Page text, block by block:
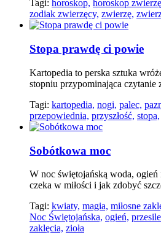
Tagi: horoskop, horoskop
zodiak zwierzęcy, zwierzę,
Stopa prawdę ci powie
Kartopedia to perska sztuka
stopniu przypominająca czytanie
Tagi: kartopedia, nogi, palec,
przepowiednia, przyszłość, stopa,
Sobótkowa moc
W noc świętojańską woda,
czeka w miłości i jak zdobyć
Tagi: kwiaty, magia, miłosne
Noc Świętojańska, ogień,
zaklęcia, zioła